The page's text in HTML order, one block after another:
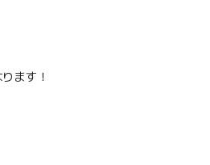
ます！